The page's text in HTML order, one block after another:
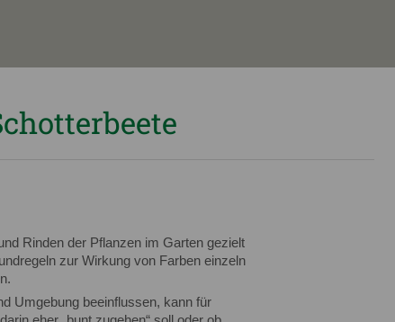
Rinden der Pflanzen im Garten gezielt
zur Wirkung von Farben einzeln
Umgebung beeinflussen, kann für